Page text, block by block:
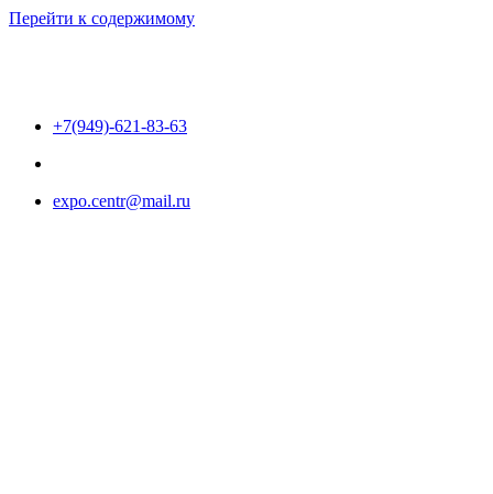
Перейти к содержимому
+7(949)-621-83-63
expo.centr@mail.ru